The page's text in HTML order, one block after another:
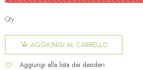
Qty:
AGGIUNGI AL CARRELLO
Aggiungi alla lista dei desideri